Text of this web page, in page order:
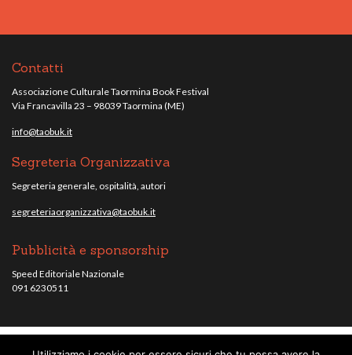
Contatti
Associazione Culturale Taormina Book Festival
Via Francavilla 23 – 98039 Taormina (ME)
info@taobuk.it
Segreteria Organizzativa
Segreteria generale, ospitalità, autori
segreteriaorganizzativa@taobuk.it
Pubblicità e sponsorship
Speed Editoriale Nazionale
091 6230511